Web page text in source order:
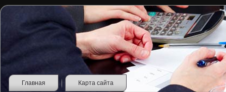
Главная Карта сайта